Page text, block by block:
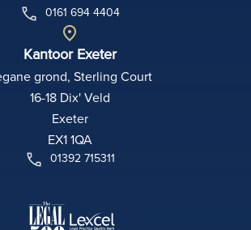
0161 694 4404
Kantoor Exeter
grond, Sterling Court
16-18 Dix' Veld
Exeter
EX1 1QA
01392 715311